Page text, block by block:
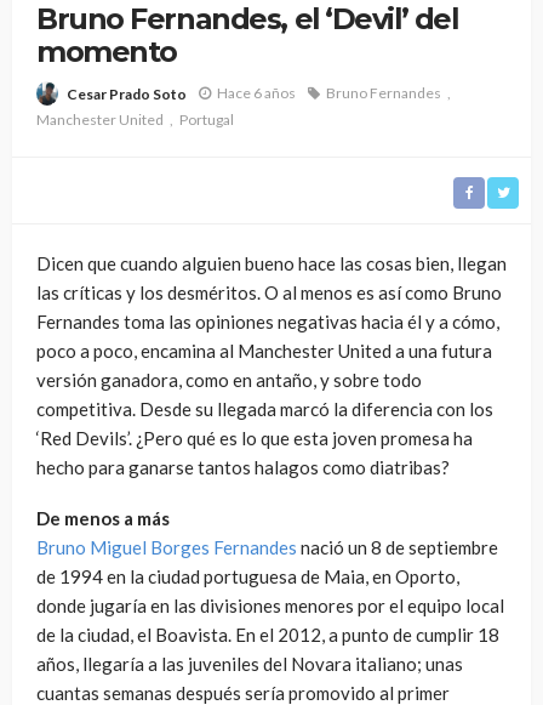
Bruno Fernandes, el ‘Devil’ del
momento
Cesar Prado Soto Hace 6 años
Bruno Fernandes
Manchester United
Portugal
Dicen que cuando alguien bueno hace las cosas bien, llegan
las críticas y los desméritos. O al menos es así como Bruno
Fernandes toma las opiniones negativas hacia él y a cómo,
poco a poco, encamina al Manchester United a una futura
versión ganadora, como en antaño, y sobre todo
competitiva. Desde su llegada marcó la diferencia con los
‘Red Devils’. ¿Pero qué es lo que esta joven promesa ha
hecho para ganarse tantos halagos como diatribas?
De menos a más
Bruno Miguel Borges Fernandes nació un 8 de septiembre
de 1994 en la ciudad portuguesa de Maia, en Oporto,
donde jugaría en las divisiones menores por el equipo local
de la ciudad, el Boavista. En el 2012, a punto de cumplir 18
años, llegaría a las juveniles del Novara italiano; unas
cuantas semanas después sería promovido al primer